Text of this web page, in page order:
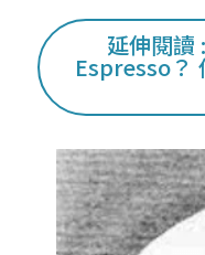
延伸閱讀
Espresso？